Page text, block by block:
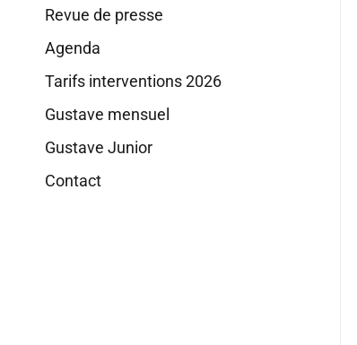
Revue de presse
Agenda
Tarifs interventions 2026
Gustave mensuel
Gustave Junior
Contact